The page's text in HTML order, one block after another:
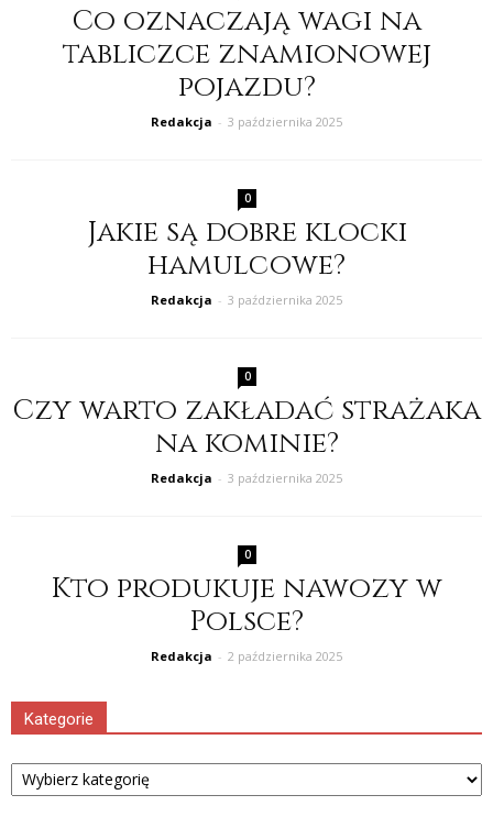
Co oznaczają wagi na
tabliczce znamionowej
pojazdu?
Redakcja - 3 października 2025
0
Jakie są dobre klocki
hamulcowe?
Redakcja - 3 października 2025
0
Czy warto zakładać strażaka
na kominie?
Redakcja - 3 października 2025
0
Kto produkuje nawozy w
Polsce?
Redakcja - 2 października 2025
Kategorie
Kategorie